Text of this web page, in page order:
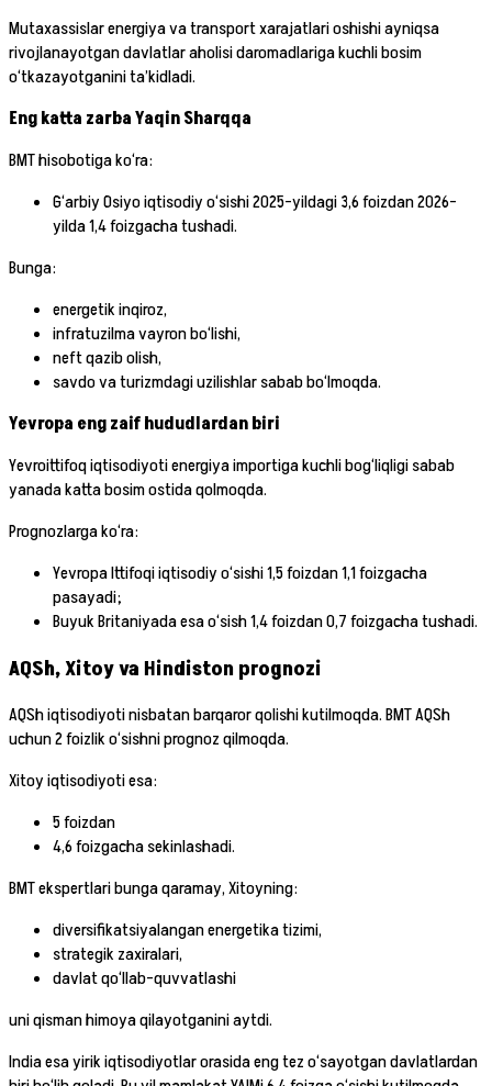
Mutaxassislar energiya va transport xarajatlari oshishi ayniqsa
rivojlanayotgan davlatlar aholisi daromadlariga kuchli bosim
o‘tkazayotganini ta’kidladi.
Eng katta zarba Yaqin Sharqqa
BMT hisobotiga ko‘ra:
G‘arbiy Osiyo iqtisodiy o‘sishi 2025-yildagi 3,6 foizdan 2026-
yilda 1,4 foizgacha tushadi.
Bunga:
energetik inqiroz,
infratuzilma vayron bo‘lishi,
neft qazib olish,
savdo va turizmdagi uzilishlar sabab bo‘lmoqda.
Yevropa eng zaif hududlardan biri
Yevroittifoq iqtisodiyoti energiya importiga kuchli bog‘liqligi sabab
yanada katta bosim ostida qolmoqda.
Prognozlarga ko‘ra:
Yevropa Ittifoqi iqtisodiy o‘sishi 1,5 foizdan 1,1 foizgacha
pasayadi;
Buyuk Britaniyada esa o‘sish 1,4 foizdan 0,7 foizgacha tushadi.
AQSh, Xitoy va Hindiston prognozi
AQSh iqtisodiyoti nisbatan barqaror qolishi kutilmoqda. BMT AQSh
uchun 2 foizlik o‘sishni prognoz qilmoqda.
Xitoy iqtisodiyoti esa:
5 foizdan
4,6 foizgacha sekinlashadi.
BMT ekspertlari bunga qaramay, Xitoyning:
diversifikatsiyalangan energetika tizimi,
strategik zaxiralari,
davlat qo‘llab-quvvatlashi
uni qisman himoya qilayotganini aytdi.
India esa yirik iqtisodiyotlar orasida eng tez o‘sayotgan davlatlardan